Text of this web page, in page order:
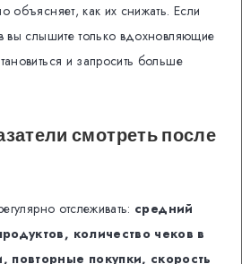
объясняет, как их снижать. Если
вы слышите только вдохновляющие
и запросить больше
смотреть после
отслеживать: средний
количество чеков в
повторные покупки, скорость